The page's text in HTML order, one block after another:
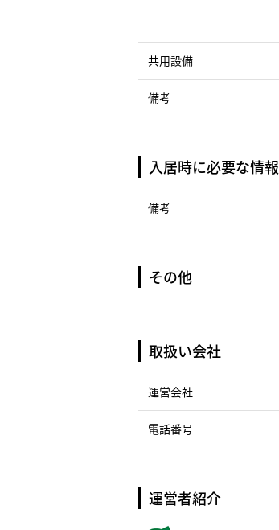
共用設備
備考
入居時に必要な情報
備考
その他
取扱い会社
運営会社
電話番号
運営者紹介